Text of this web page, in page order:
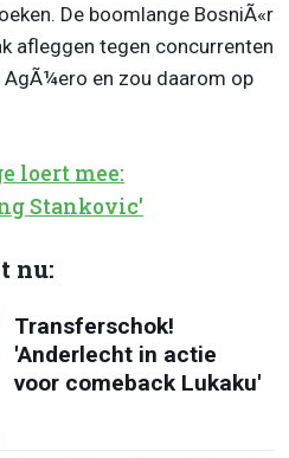
De boomlange BosniÃ«r
afleggen tegen concurrenten
en zou daarom op
loert mee:
Stankovic'
nu:
Transferschok!
'Anderlecht in actie
voor comeback Lukaku'